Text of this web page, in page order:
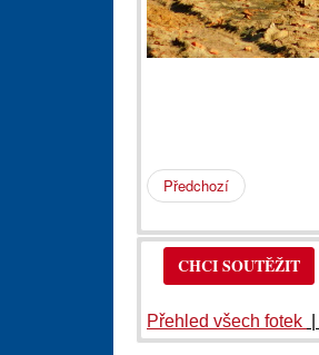
Předchozí
CHCI SOUTĚŽIT
Přehled všech fotek